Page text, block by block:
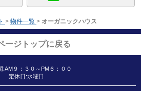
> 物件一覧 > オーガニックハウス
ージトップに戻る
:AM９：３０～PM６：００
定休日:水曜日